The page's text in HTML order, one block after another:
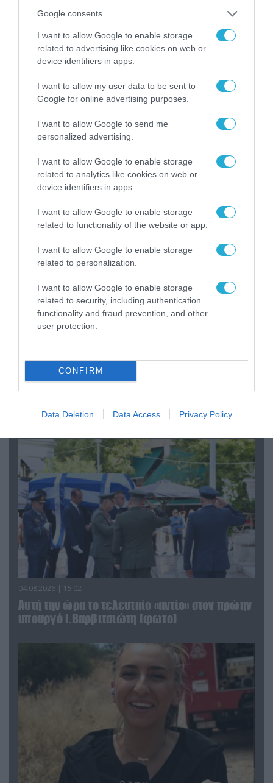
Google consents
I want to allow Google to enable storage
related to advertising like cookies on web or
device identifiers in apps.
I want to allow my user data to be sent to
Google for online advertising purposes.
I want to allow Google to send me
personalized advertising.
I want to allow Google to enable storage
related to analytics like cookies on web or
device identifiers in apps.
I want to allow Google to enable storage
related to functionality of the website or app.
I want to allow Google to enable storage
related to personalization.
I want to allow Google to enable storage
related to security, including authentication
functionality and fraud prevention, and other
user protection.
CONFIRM
Data Deletion Data Access Privacy Policy
«Επιχείρηση ελεύθερα πεζοδρόμια» στην
Αθήνα: Απομακρύνθηκαν παράνομα
αντικείμενα από κοινόχρηστους χώρους
06.08.2026 | 09:03
«Οι εντελώς αθώοι»: Η ανάρτηση του Αρκά για
Αττικής (φωτο)
04.08.2026 | 15:02
Αυτή την ώρα το τελευταίο «αντίο» στον πρώην
υπουργό Ι.Βαρβιτσιώτη (φωτο)